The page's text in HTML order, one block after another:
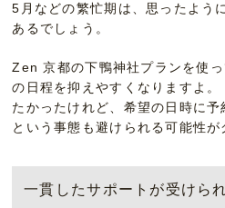
5月などの繁忙期は、思ったよう
あるでしょう。
Zen 京都の下鴨神社プランを使
の日程を抑えやすくなりますよ
たかったけれど、希望の日時に
という事態も避けられる可能性が
一貫したサポートが受けら